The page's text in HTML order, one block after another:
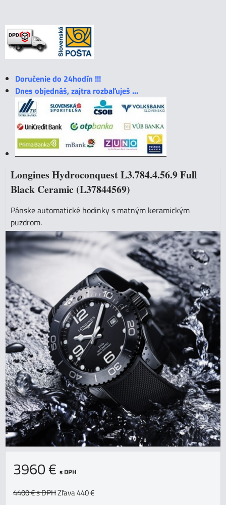
Doručenie do 24hodín !!!
Dnes objednáš, zajtra rozbaľuješ ...
Longines Hydroconquest L3.784.4.56.9 Full
Black Ceramic (L37844569)
Pánske automatické hodinky s matným keramickým
puzdrom.
3960 € s DPH
4400 €s DPHZľava 440 €